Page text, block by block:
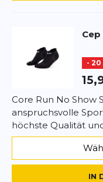
Cep
- 20
Core Run No Show
anspruchsvolle
höchste Qualität
IN